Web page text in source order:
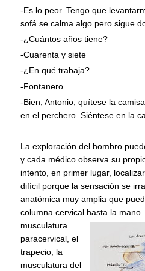
-Es lo peor. Tengo que
sofá se calma algo pero sigue
-¿Cuántos años tiene?
-Cuarenta y siete
-¿En qué trabaja?
-Fontanero
-Bien, Antonio, quítese la
en el perchero. Siéntese en la
La exploración del hombro
y cada médico observa su
intento, en primer lugar,
difícil porque la sensación se
anatómica muy amplia que
columna cervical hasta la
musculatura
paracervical, el
trapecio, la
musculatura del